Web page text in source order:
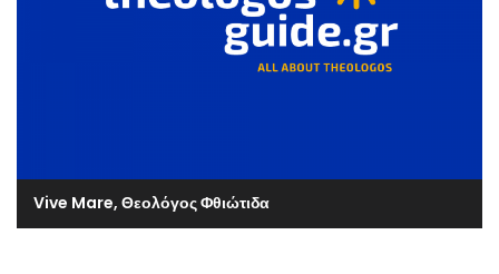
Vive Mare, Θεολόγος Φθιώτιδα